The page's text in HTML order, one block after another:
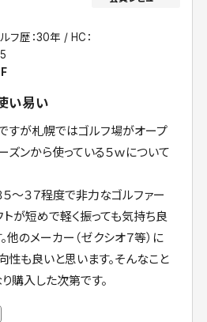
フ歴：30年
HC：
い易い
すが札幌ではゴルフ場がオープ
ズンから使っている５ｗについて
～３７程度で非力なゴルファー
が短めで軽く振っても気持ち良
他のメーカー（ゼクシオ７等）に
性も良いと思います。そんなこと
購入した次第です。